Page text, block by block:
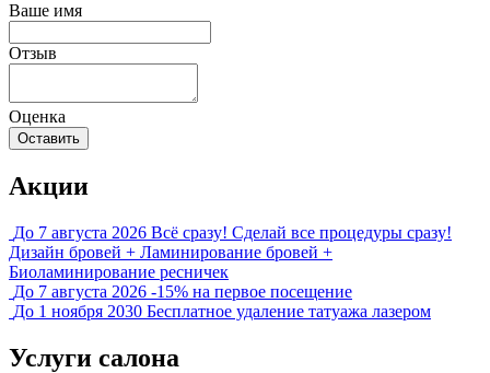
Ваше имя
Отзыв
Оценка
Оставить
Акции
До 7 августа 2026 Всё сразу! Сделай все процедуры сразу!
Дизайн бровей + Ламинирование бровей +
Биоламинирование ресничек
До 7 августа 2026 -15% на первое посещение
До 1 ноября 2030 Бесплатное удаление татуажа лазером
Услуги салона